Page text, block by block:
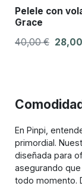
Pelele con
Grace
40,00 €
En Pinpi,
primordial.
diseñada para
asegurando
todo momento.